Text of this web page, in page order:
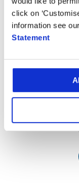
click on
information see our
Statement